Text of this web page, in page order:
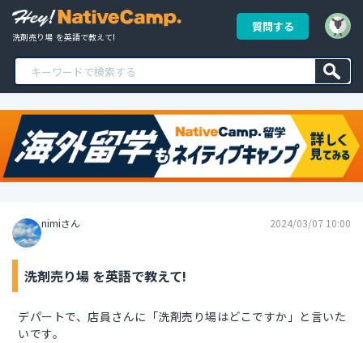
洗剤売り場  を英語で教えて!
質問する
nimiさん 2024/03/07 10:00
洗剤売り場 を英語で教えて!
デパートで、店員さんに「洗剤売り場はどこですか」と言いた
いです。